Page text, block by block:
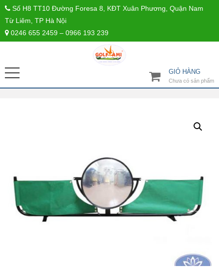
Số H8 TT10 Đường Foresa 8, KĐT Xuân Phương, Quận Nam
Từ Liêm, TP Hà Nội
0246 655 2459 – 0966 193 239
GIỎ HÀNG
Chưa có sản phẩm